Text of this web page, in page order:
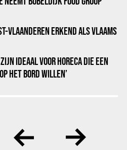
VLAANDEREN ERKEND ALS VLAAMS
IDEAAL VOOR HORECA DIE EEN
HET BORD WILLEN’